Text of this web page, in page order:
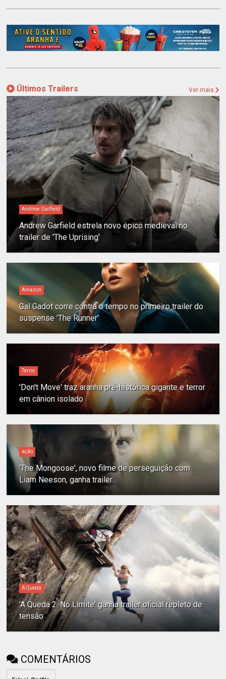
Últimos Trailers Ver mais
Andrew Garfield
Andrew Garfield estrela novo épico medieval no
trailer de 'The Uprising'
Amazon
Gal Gadot corre contra o tempo no primeiro trailer do
suspense 'The Runner'
Terror
'Don't Move' traz aranha pré-histórica gigante e terror
em cânion isolado
ação
'The Mongoose', novo filme de perseguição com
Liam Neeson, ganha trailer
A Queda
'A Queda 2: No Limite' ganha trailer oficial repleto de
tensão
COMENTÁRIOS